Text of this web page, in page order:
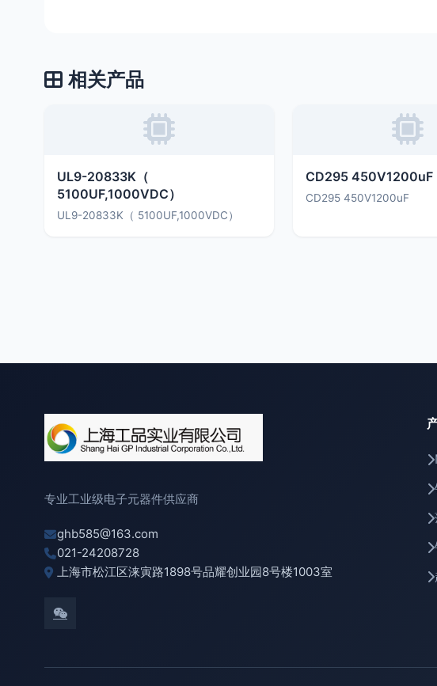
相关产品
UL9-20833K（
5100UF,1000VDC）
UL9-20833K（ 5100UF,1000VDC）
CD295 450V1200uF
CD295 450V1200uF
专业工业级电子元器件供应商
ghb585@163.com
021-24208728
上海市松江区涞寅路1898号品耀创业园8号楼1003室